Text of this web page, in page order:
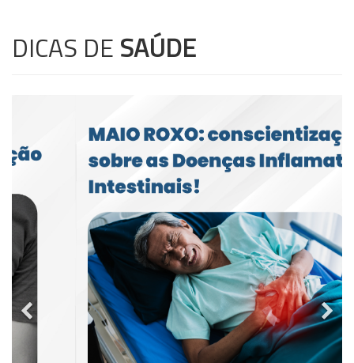
DICAS DE SAÚDE